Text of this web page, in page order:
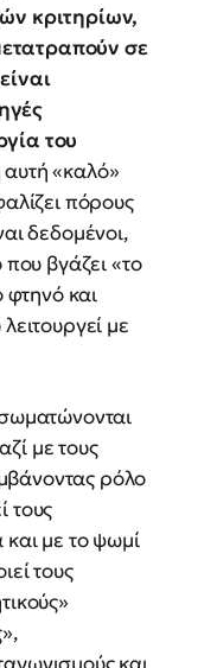
κριτηρίων,
σε
του
«καλό»
πόρους
δεδομένοι,
που βγάζει «το
φτηνό και
με
με τους
ρόλο
τους
και με το ψωμί
τους